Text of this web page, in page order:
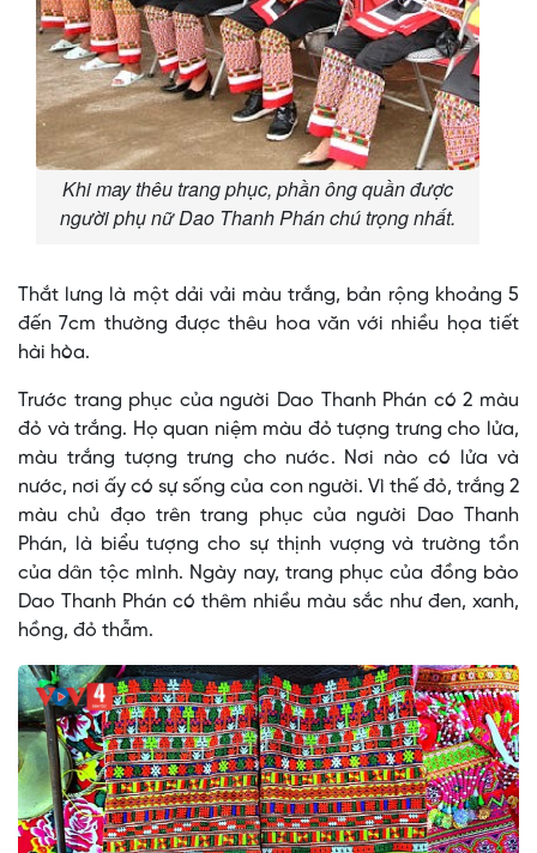
Khi may thêu trang phục, phần ông quần được
người phụ nữ Dao Thanh Phán chú trọng nhất.
Thắt lưng là một dải vải màu trắng, bản rộng khoảng 5
đến 7cm thường được thêu hoa văn với nhiều họa tiết
hài hòa.
Trước trang phục của người Dao Thanh Phán có 2 màu
đỏ và trắng. Họ quan niệm màu đỏ tượng trưng cho lửa,
màu trắng tượng trưng cho nước. Nơi nào có lửa và
nước, nơi ấy có sự sống của con người. Vì thế đỏ, trắng 2
màu chủ đạo trên trang phục của người Dao Thanh
Phán, là biểu tượng cho sự thịnh vượng và trường tồn
của dân tộc mình. Ngày nay, trang phục của đồng bào
Dao Thanh Phán có thêm nhiều màu sắc như đen, xanh,
hồng, đỏ thẫm.